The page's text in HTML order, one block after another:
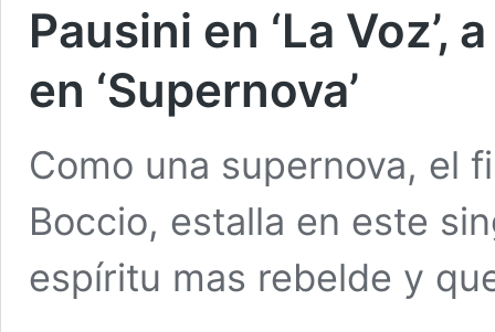
Pausini en ‘La
en ‘Supernova’
Como una supernova, el
Boccio, estalla en este
espíritu mas rebelde y